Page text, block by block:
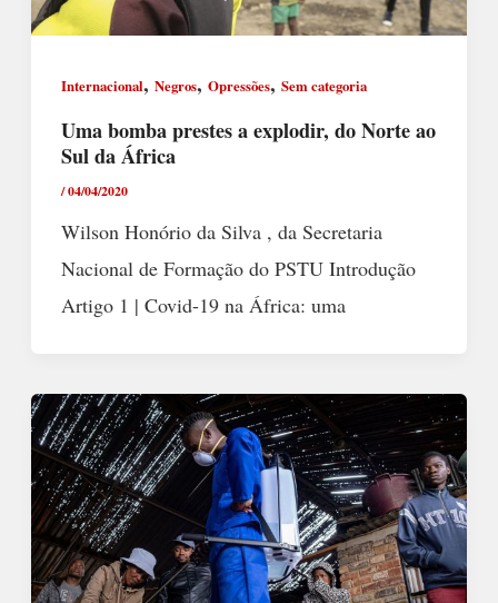
Internacional, Negros, Opressões, Sem categoria
Uma bomba prestes a explodir, do Norte ao
Sul da África
/04/04/2020
Wilson Honório da Silva , da Secretaria
Nacional de Formação do PSTU Introdução
Artigo 1 | Covid-19 na África: uma